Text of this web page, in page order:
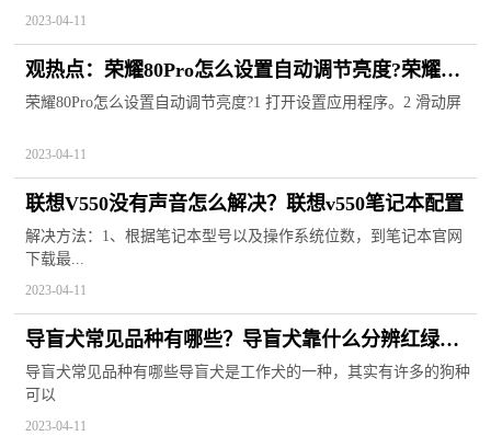
2023-04-11
观热点：荣耀80Pro怎么设置自动调节亮度?荣耀
80Pro怎么开启儿童模式？
荣耀80Pro怎么设置自动调节亮度?1 打开设置应用程序。2 滑动屏
2023-04-11
联想V550没有声音怎么解决？联想v550笔记本配置
解决方法：1、根据笔记本型号以及操作系统位数，到笔记本官网
下载最...
2023-04-11
导盲犬常见品种有哪些？导盲犬靠什么分辨红绿
灯？_时快讯
导盲犬常见品种有哪些导盲犬是工作犬的一种，其实有许多的狗种
可以
2023-04-11